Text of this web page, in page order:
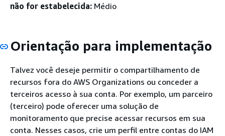
não for estabelecida: Médio
Orientação para implementação
Talvez você deseje permitir o compartilhamento de
recursos fora do AWS Organizations ou conceder a
terceiros acesso à sua conta. Por exemplo, um parceiro
(terceiro) pode oferecer uma solução de
monitoramento que precise acessar recursos em sua
conta. Nesses casos, crie um perfil entre contas do IAM